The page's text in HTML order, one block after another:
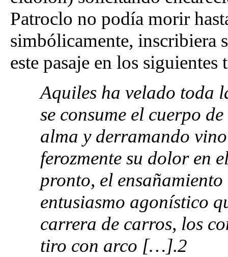
Patroclo no podía morir
simbólicamente, inscribiera
este pasaje en los
Aquiles ha velado toda
se consume el cuerpo
alma y derramando
ferozmente su dolor en
pronto, el
entusiasmo agonístico
carrera de carros, los
tiro con arco […].2